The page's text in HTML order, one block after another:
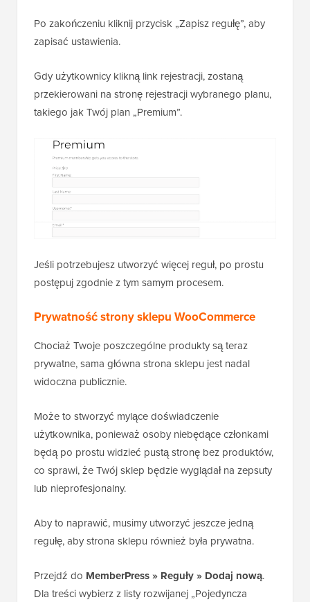
Po zakończeniu kliknij przycisk „Zapisz regułę”, aby
zapisać ustawienia.
Gdy użytkownicy klikną link rejestracji, zostaną
przekierowani na stronę rejestracji wybranego planu,
takiego jak Twój plan „Premium”.
Jeśli potrzebujesz utworzyć więcej reguł, po prostu
postępuj zgodnie z tym samym procesem.
Prywatność strony sklepu WooCommerce
Chociaż Twoje poszczególne produkty są teraz
prywatne, sama główna strona sklepu jest nadal
widoczna publicznie.
Może to stworzyć mylące doświadczenie
użytkownika, ponieważ osoby niebędące członkami
będą po prostu widzieć pustą stronę bez produktów,
co sprawi, że Twój sklep będzie wyglądał na zepsuty
lub nieprofesjonalny.
Aby to naprawić, musimy utworzyć jeszcze jedną
regułę, aby strona sklepu również była prywatna.
Przejdź do MemberPress » Reguły » Dodaj nową.
Dla treści wybierz z listy rozwijanej „Pojedyncza